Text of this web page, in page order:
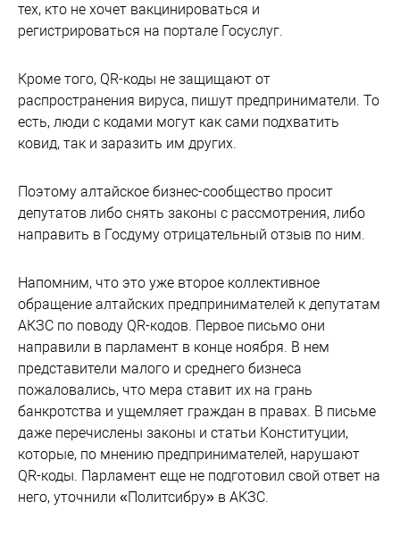
тех, кто не хочет вакцинироваться и
регистрироваться на портале Госуслуг.
Кроме того, QR-коды не защищают от
распространения вируса, пишут предприниматели. То
есть, люди с кодами могут как сами подхватить
ковид, так и заразить им других.
Поэтому алтайское бизнес-сообщество просит
депутатов либо снять законы с рассмотрения, либо
направить в Госдуму отрицательный отзыв по ним.
Напомним, что это уже второе коллективное
обращение алтайских предпринимателей к депутатам
АКЗС по поводу QR-кодов. Первое письмо они
направили в парламент в конце ноября. В нем
представители малого и среднего бизнеса
пожаловались, что мера ставит их на грань
банкротства и ущемляет граждан в правах. В письме
даже перечислены законы и статьи Конституции,
которые, по мнению предпринимателей, нарушают
QR-коды. Парламент еще не подготовил свой ответ на
него, уточнили «Политсибру» в АКЗС.